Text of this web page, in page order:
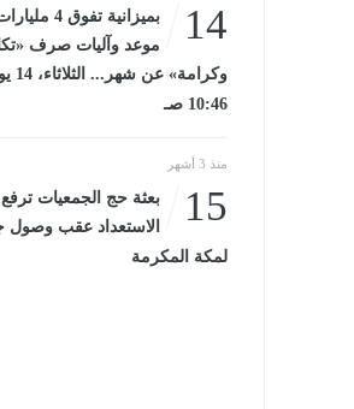
14
بميزانية
موعد وآليات صرف
10:46 صـ
منذ 3 أشهر
15
بعثة حج الجمعيات
الاستعداد عقب وصول
لمكة المكرمة